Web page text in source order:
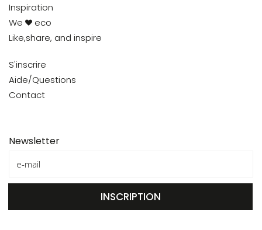
Inspiration
We
eco
Like,share, and inspire
S'inscrire
Aide/Questions
Contact
Newsletter
INSCRIPTION